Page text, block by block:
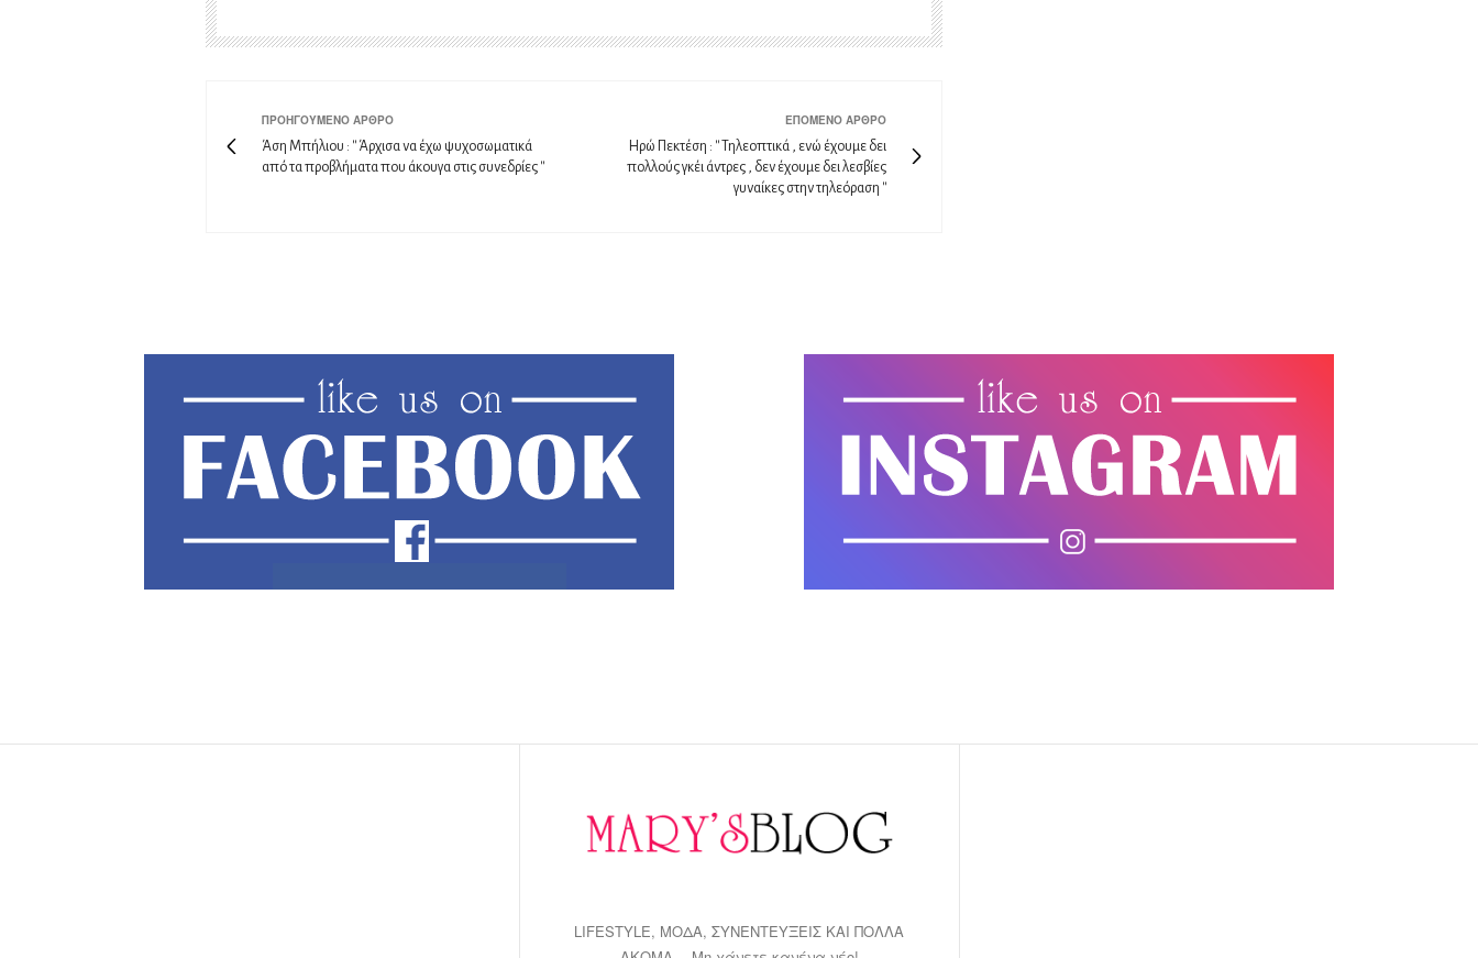
ΠΡΟΗΓΟΎΜΕΝΟ ΆΡΘΡΟ
Άση Μπήλιου : '' Άρχισα να έχω ψυχοσωματικά
από τα προβλήματα που άκουγα στις συνεδρίες ''
ΕΠΌΜΕΝΟ ΆΡΘΡΟ
Ηρώ Πεκτέση : '' Τηλεοπτικά , ενώ έχουμε δει
πολλούς γκέι άντρες , δεν έχουμε δει λεσβίες
γυναίκες στην τηλεόραση ''
LIFESTYLE, ΜΟΔΑ, ΣΥΝΕΝΤΕΥΞΕΙΣ ΚΑΙ ΠΟΛΛΑ